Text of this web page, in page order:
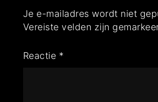
Je e-mailadres wordt niet
Vereiste velden zijn
Reactie *